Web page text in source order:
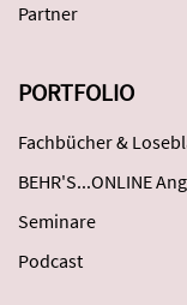
Partner
PORTFOLIO
Fachbücher &
BEHR'S...ONLINE
Seminare
Podcast